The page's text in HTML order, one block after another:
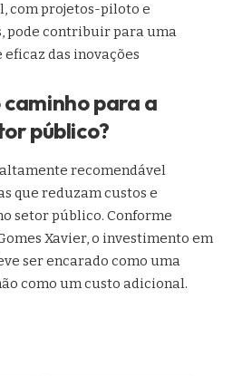
com projetos-piloto e
pode contribuir para uma
das inovações
para a
público?
recomendável
que reduzam custos e
setor público. Conforme
Xavier, o investimento em
ser encarado como uma
como um custo adicional.